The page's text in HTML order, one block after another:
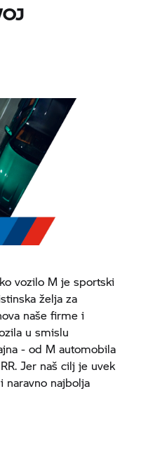
vozilo M je sportski
želja za
naše firme i
u smislu
- od M automobila
Jer naš cilj je uvek
naravno najbolja